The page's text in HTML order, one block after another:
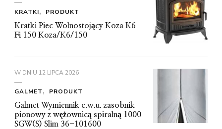
KRATKI
PRODUKT
Kratki Piec Wolnostojący Koza K6
Fi 150 Koza/K6/150
W DNIU 12 LIPCA 2026
GALMET
PRODUKT
Galmet Wymiennik c.w.u. zasobnik
pionowy z wężownicą spiralną 1000
SGW(S) Slim 36-101600